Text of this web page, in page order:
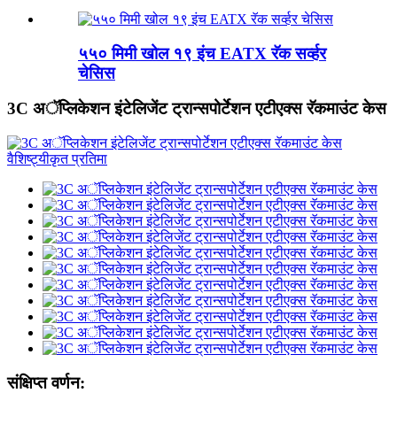
५५० मिमी खोल १९ इंच EATX रॅक सर्व्हर
चेसिस
3C अॅप्लिकेशन इंटेलिजेंट ट्रान्सपोर्टेशन एटीएक्स रॅकमाउंट केस
संक्षिप्त वर्णन: